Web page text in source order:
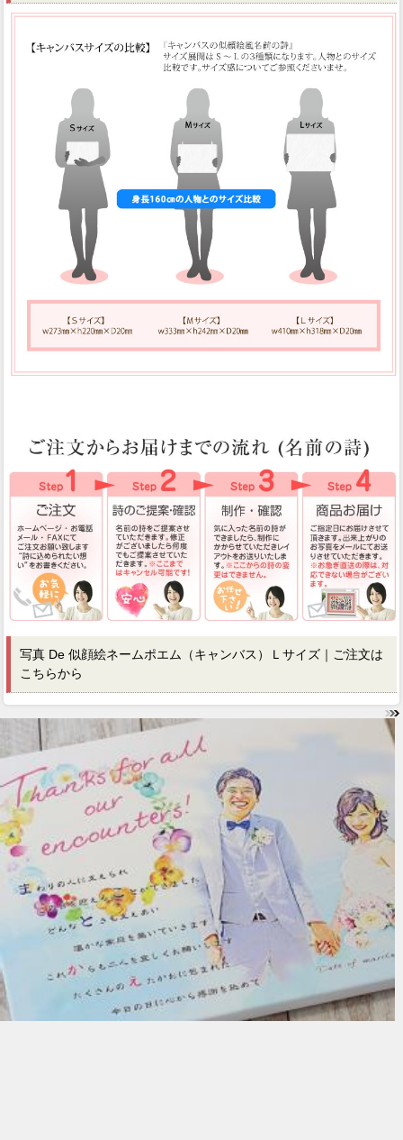
写真 De 似顔絵ネームポエム（キャンバス）Ｌサイズ｜ご注文は
こちらから